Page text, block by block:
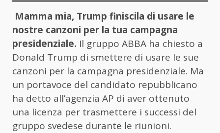
Mamma mia, Trump finiscila di usare le
nostre canzoni per la tua campagna
presidenziale. Il gruppo ABBA ha chiesto a
Donald Trump di smettere di usare le sue
canzoni per la campagna presidenziale. Ma
un portavoce del candidato repubblicano
ha detto all’agenzia AP di aver ottenuto
una licenza per trasmettere i successi del
gruppo svedese durante le riunioni.